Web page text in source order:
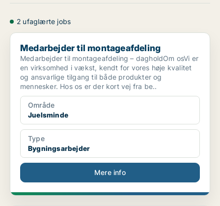
2 ufaglærte jobs
Medarbejder til montageafdeling
Medarbejder til montageafdeling
Medarbejder til montageafdeling – dagholdOm osVi er
en virksomhed i vækst, kendt for vores høje kvalitet
og ansvarlige tilgang til både produkter og
mennesker. Hos os er der kort vej fra be..
Område
Juelsminde
Type
Bygningsarbejder
Mere info